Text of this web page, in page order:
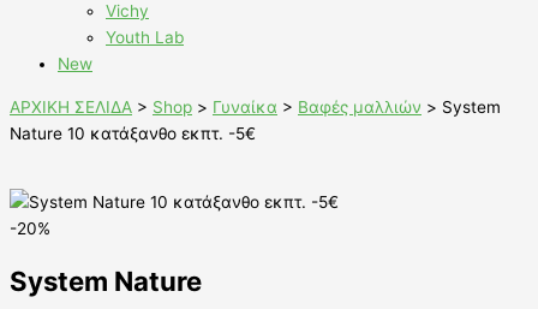
Vichy
Youth Lab
New
ΑΡΧΙΚΗ ΣΕΛΙΔΑ > Shop > Γυναίκα > Βαφές μαλλιών > System
Nature 10 κατάξανθο εκπτ. -5€
-20%
System Nature